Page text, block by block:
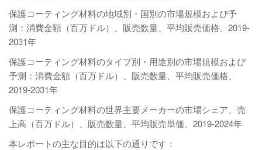
保護コーティング材料の地域別・国別の市場規模および予
測：消費金額（百万ドル）、販売数量、平均販売価格、2019-
2031年
保護コーティング材料のタイプ別・用途別の市場規模および
予測：消費金額（百万ドル）、販売数量、平均販売価格、
2019-2031年
保護コーティング材料の世界主要メーカーの市場シェア、売
上高（百万ドル）、販売数量、平均販売単価、2019-2024年
本レポートの主な目的は以下の通りです：